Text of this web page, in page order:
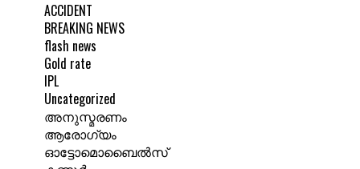
ACCIDENT
BREAKING NEWS
flash news
Gold rate
IPL
Uncategorized
അനുസ്മരണം
ആരോഗ്യം
ഓട്ടോമൊബൈൽസ്